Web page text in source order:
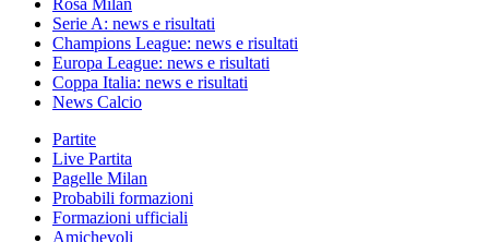
Rosa Milan
Serie A: news e risultati
Champions League: news e risultati
Europa League: news e risultati
Coppa Italia: news e risultati
News Calcio
Partite
Live Partita
Pagelle Milan
Probabili formazioni
Formazioni ufficiali
Amichevoli